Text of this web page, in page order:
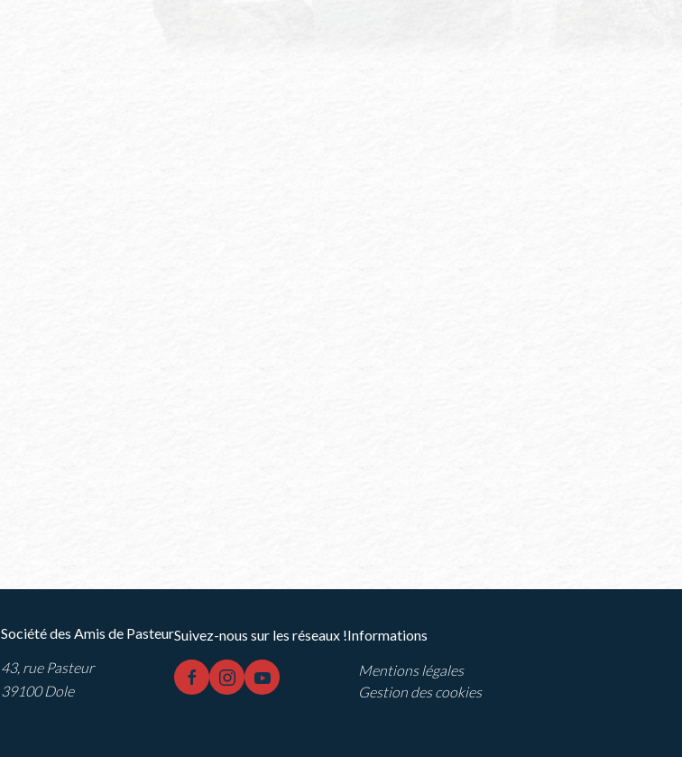
Société des Amis de Pasteur
43, rue Pasteur
39100 Dole
Suivez-nous sur les réseaux !
facebook
instagramyoutube
Informations
Mentions légales
Gestion des cookies